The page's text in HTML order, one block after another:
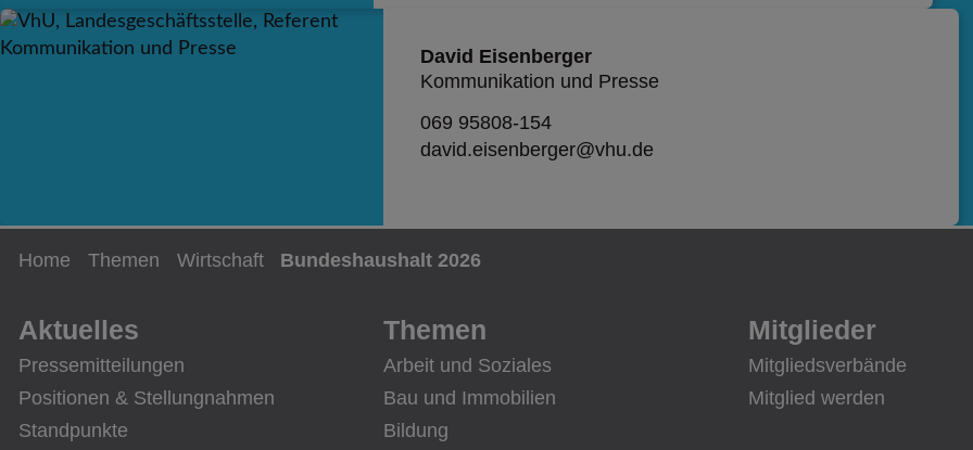
David Eisenberger
Kommunikation und Presse
069 95808-154
david.eisenberger@vhu.de
Home Themen Wirtschaft Bundeshaushalt 2026
Aktuelles
Pressemitteilungen
Positionen & Stellungnahmen
Standpunkte
Themen
Arbeit und Soziales
Bau und Immobilien
Bildung
Mitglieder
Mitgliedsverbände
Mitglied werden